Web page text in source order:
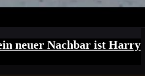
neuer Nachbar ist Harry